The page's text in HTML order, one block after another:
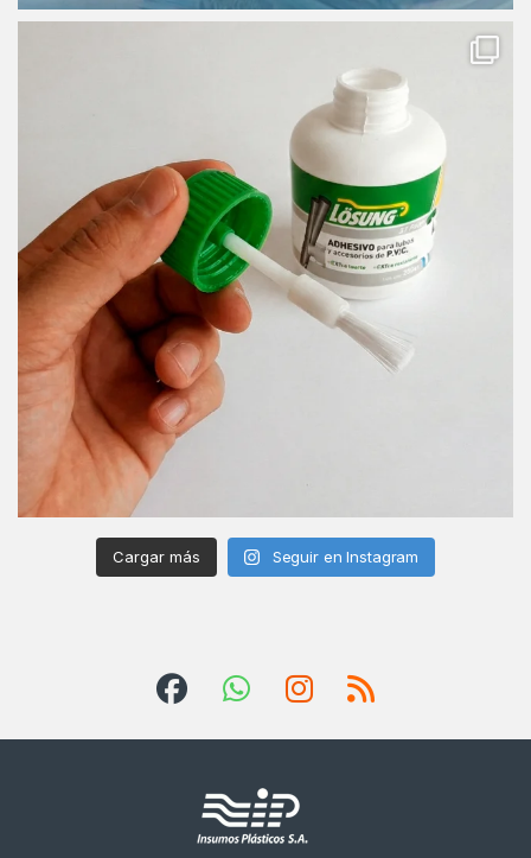
Cargar más Seguir en Instagram